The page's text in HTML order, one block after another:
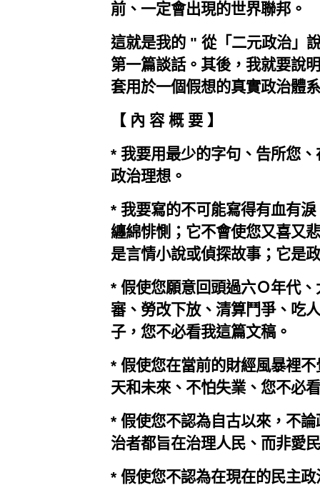
前、一定會出現的世界聯邦。
這就是我的 " 從「二元政治」
第一篇談話。其後，我就要說
套用於一個假想的真實政治體
【 內 容 概 要 】
* 我要用最少的字句、告所您
政治理想。
* 我要寫的不可能寫得有血有
纏綿悱惻；它不會使您又喜又
是言情小說或偵探故事；它是
* 假使您願意回頭過六Ｏ年代
審、勞改下放、清算鬥爭、吃
子，您不必看我這篇文稿。
* 假使您在當前的財經風暴裡
天和未來、不怕失業、您不必
* 假使您不認為自古以來，不
治者都旨在治理人民、而非愛
* 假使您不認為在現在的民主